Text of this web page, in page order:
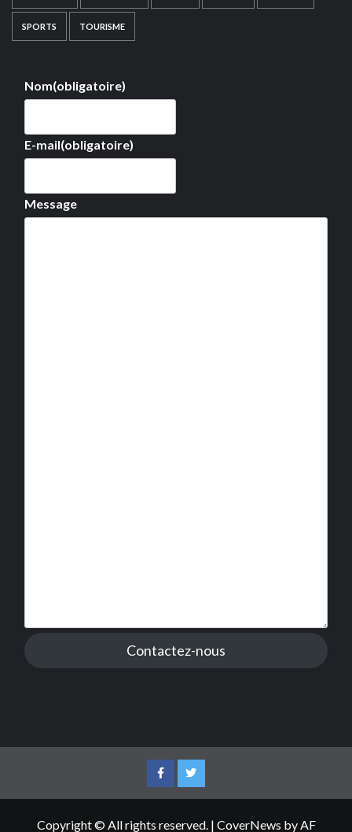
SPORTS TOURISME
Nom(obligatoire)
E-mail(obligatoire)
Message
Contactez-nous
FacebookTwitter
Copyright © All rights reserved. | CoverNews by AF